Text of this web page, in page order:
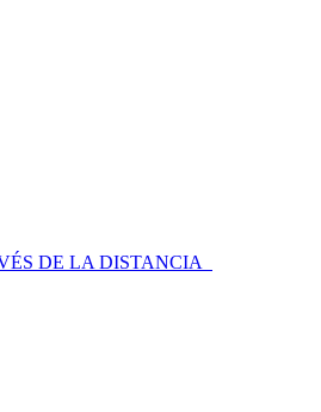
DE LA DISTANCIA